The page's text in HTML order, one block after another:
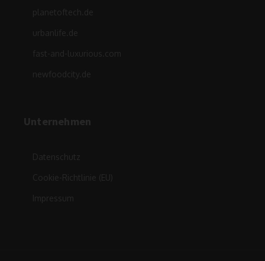
planetoftech.de
urbanlife.de
fast-and-luxurious.com
newfoodcity.de
Unternehmen
Datenschutz
Cookie-Richtlinie (EU)
Impressum